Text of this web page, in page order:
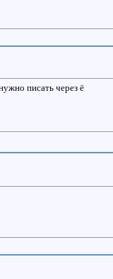
писать через ё